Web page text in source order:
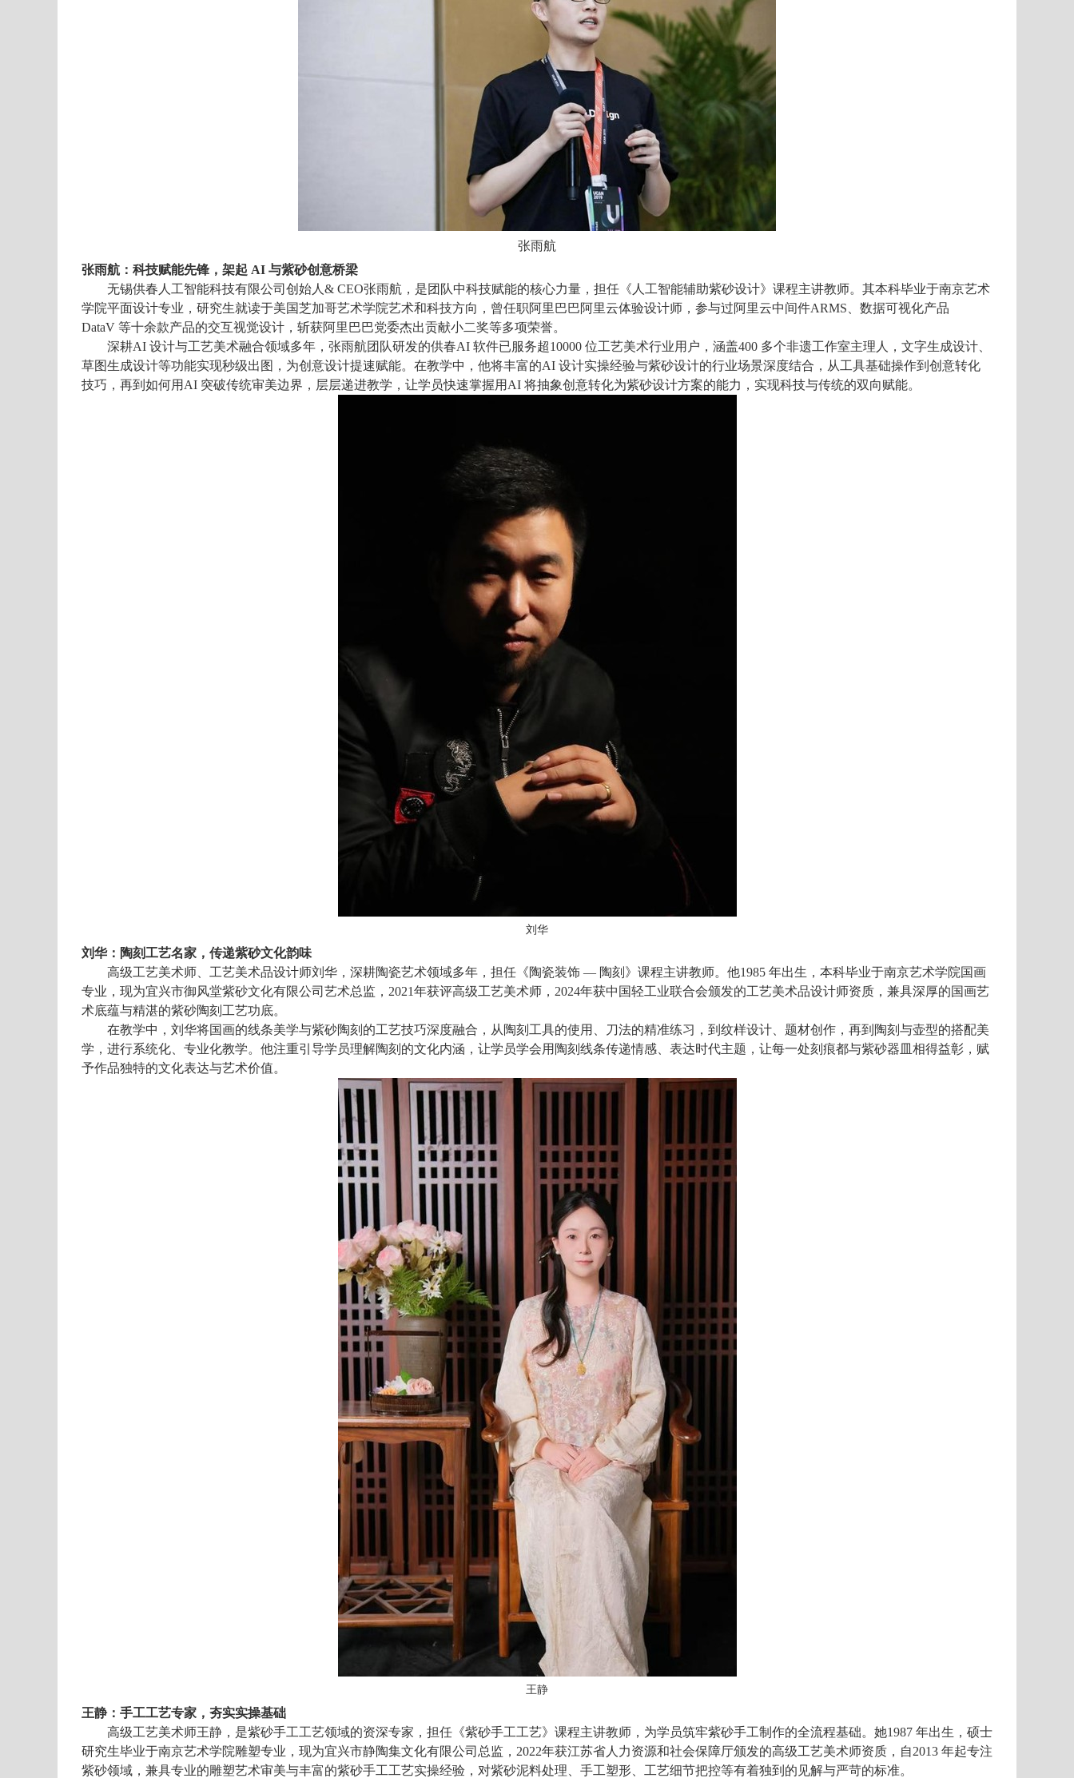
张雨航
张雨航：科技赋能先锋，架起 AI 与紫砂创意桥梁
无锡供春人工智能科技有限公司 创始人& CEO张雨航，是团队中科技赋能的核心力量，担任《人工智能辅助紫砂设计》课程主讲教师。其本科毕业于南京艺术
学院平面设计专业，研究生就读于美国芝加哥艺术学院艺术和科技方向，曾任职阿里巴巴阿里云体验设计师，参与过阿里云中间件ARMS 、数据可视化产品
DataV 等十余款产品的交互视觉设计，斩获阿里巴巴党委杰出贡献小二奖等多项荣誉。
深耕AI 设计与工艺美术融合领域多年，张雨航团队研发的供春AI 软件已服务超10000 位工艺美术行业用户， 涵盖400 多个非遗工作室主理人，文字生成设计、
草图生成设计等功能实现秒级出图，为创意设计提速赋能。在教学中，他将丰富的AI 设计实操经验与紫砂设计的行业场景深度结合，从工具基础操作到创意转化
技巧，再到如何用AI 突破传统审美边界，层层递进教学，让学员快速掌握用AI 将抽象创意转化为紫砂设计方案的能力，实现科技与传统的双向赋能。
刘华
刘华：陶刻工艺名家 ， 传递紫砂文化韵味
高级工艺美术师、工艺美术品设计师刘华，深耕陶瓷艺术领域多年，担任《陶瓷装饰 — 陶刻》课程主讲教师。 他1985 年出生，本科毕业于南京艺术学院国画
专业，现为宜兴市御风堂紫砂文化有限公司艺术总监， 2021年获评高级工艺美术师， 2024年获中国轻工业联合会颁发的工艺美术品设计师资质，兼具深厚的国画艺
术底蕴与精湛的紫砂陶刻工艺功底。
在教学中，刘华将国画的线条美学与紫砂陶刻的工艺技巧深度融合，从陶刻工具的使用、刀法的精准练习，到纹样设计、题材创作，再到陶刻与壶型的搭配美
学，进行系统化、专业化教学。他注重引导学员理解陶刻的文化内涵，让学员学会用陶刻线条传递情感、表达时代主题，让每一处刻痕都与紫砂器皿相得益彰，赋
予作品独特的文化表达与艺术价值。
王静
王静：手工工艺专家 ， 夯实实操基础
高级工艺美术师王静，是紫砂手工工艺领域的资深专家，担任《紫砂手工工艺》课程主讲教师，为学员筑牢紫砂手工制作的全流程基础。 她1987 年出生，硕士
研究生毕业于南京艺术学院雕塑专业，现为宜兴市静陶集文化有限公司总监， 2022年获江苏省人力资源和社会保障厅颁发的高级工艺美术师资质， 自2013 年起专注
紫砂领域，兼具专业的雕塑艺术审美与丰富的紫砂手工工艺实操经验，对紫砂泥料处理、手工塑形、工艺细节把控等有着独到的见解与严苛的标准。